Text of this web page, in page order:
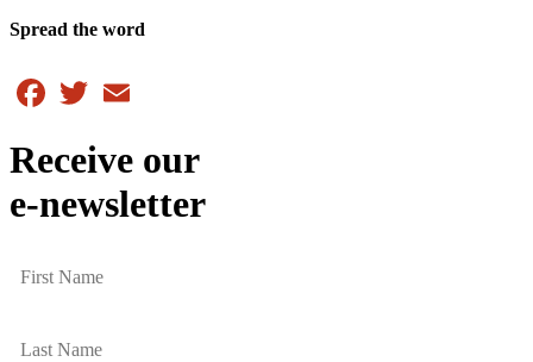
Spread the word
Facebook
Twitter
Receive our
e-newsletter